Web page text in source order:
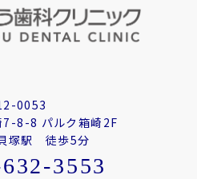
0053
7-8-8 パルク箱崎2F
塚駅 徒歩5分
3553